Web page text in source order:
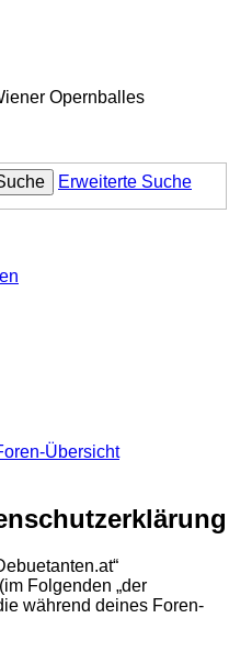
Opernballes
Erweiterte Suche
Übersicht
Folgenden „der
während deines Foren-